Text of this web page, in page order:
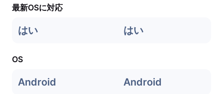
最新OSに対応
はい はい
OS
Android Android